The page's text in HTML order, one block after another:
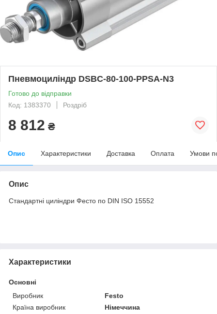
Пневмоциліндр DSBC-80-100-PPSA-N3
Готово до відправки
Код: 1383370
Роздріб
8 812 ₴
Опис Характеристики Доставка Оплата Умови
Опис
Стандартні циліндри Фесто по DIN ISO 15552
Характеристики
Основні
Виробник
Festo
Країна виробник
Німеччина